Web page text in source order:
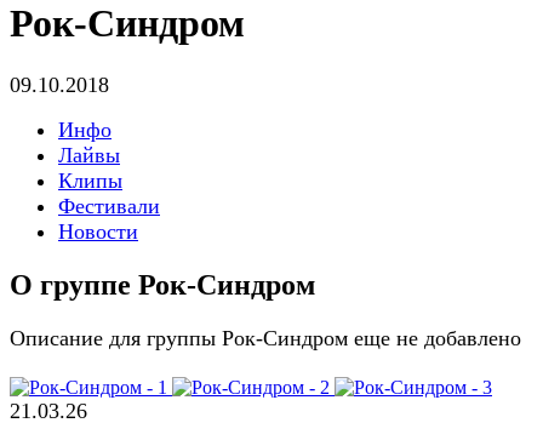
Рок-Синдром
09.10.2018
Инфо
Лайвы
Клипы
Фестивали
Новости
О группе Рок-Синдром
Описание для группы Рок-Синдром еще не добавлено
21.03.26